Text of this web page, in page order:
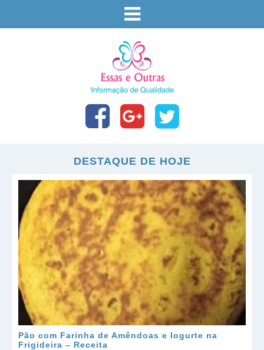
DESTAQUE DE HOJE
Pão com Farinha de Amêndoas e Iogurte na
Frigideira – Receita